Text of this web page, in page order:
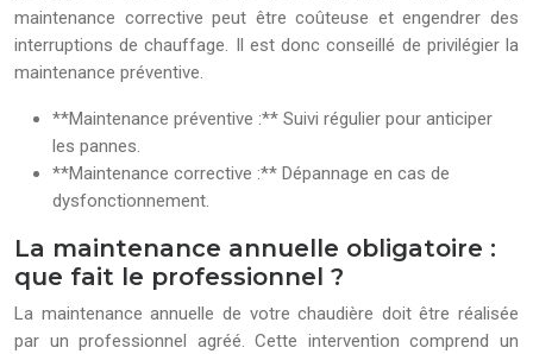
maintenance corrective peut être coûteuse et engendrer des
interruptions de chauffage. Il est donc conseillé de privilégier la
maintenance préventive.
**Maintenance préventive :** Suivi régulier pour anticiper
les pannes.
**Maintenance corrective :** Dépannage en cas de
dysfonctionnement.
La maintenance annuelle obligatoire :
que fait le professionnel ?
La maintenance annuelle de votre chaudière doit être réalisée
par un professionnel agréé. Cette intervention comprend un